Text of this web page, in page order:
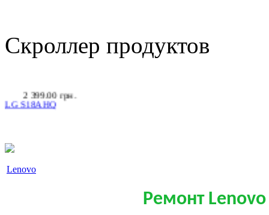
Скроллер продуктов
Позвоните, чтобы
Lenovo
Ремонт Lenovo